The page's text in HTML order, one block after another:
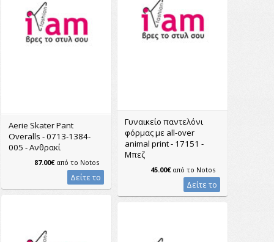
Γυναικείο παντελόνι
φόρμας με all-over
animal print - 17151 -
Μπεζ
45.00€από το Notos
Δείτε το
Aerie Skater Pant
Overalls - 0713-1384-
005 - Ανθρακί
87.00€από το Notos
Δείτε το